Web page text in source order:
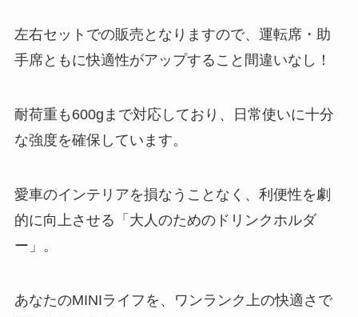
左右セットでの販売となりますので、運転席・助
手席ともに快適性がアップすること間違いなし！
耐荷重も600gまで対応しており、日常使いに十分
な強度を確保しています。
愛車のインテリアを損なうことなく、利便性を劇
的に向上させる「大人のためのドリンクホルダ
ー」。
あなたのMINIライフを、ワンランク上の快適さで